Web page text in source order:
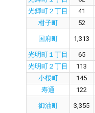
光輝町２丁目
41
柑子町
52
国府町 1,313
光明町１丁目 65
光明町２丁目
113
小桜町
145
寿通
122
御油町 3,355